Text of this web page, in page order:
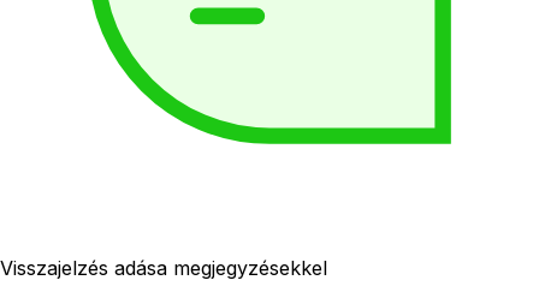
Visszajelzés adása megjegyzésekkel